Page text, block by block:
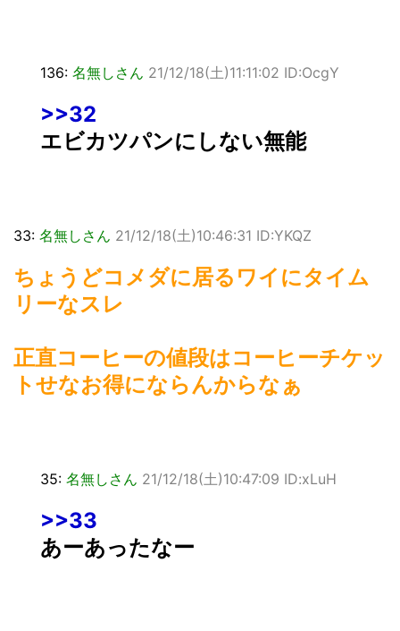
136: 名無しさん 21/12/18(土)11:11:02 ID:OcgY
>>32
エビカツパンにしない無能
33: 名無しさん 21/12/18(土)10:46:31 ID:YKQZ
ちょうどコメダに居るワイにタイム
リーなスレ
正直コーヒーの値段はコーヒーチケッ
トせなお得にならんからなぁ
35: 名無しさん 21/12/18(土)10:47:09 ID:xLuH
>>33
あーあったなー